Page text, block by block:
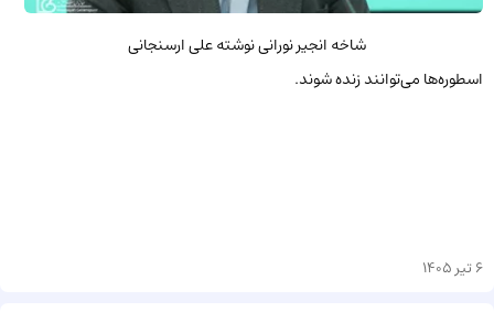
شاخه انجیر نورانی نوشته علی ارسنجانی
اسطوره‌ها می‌توانند زنده شوند.
6 تیر 1405